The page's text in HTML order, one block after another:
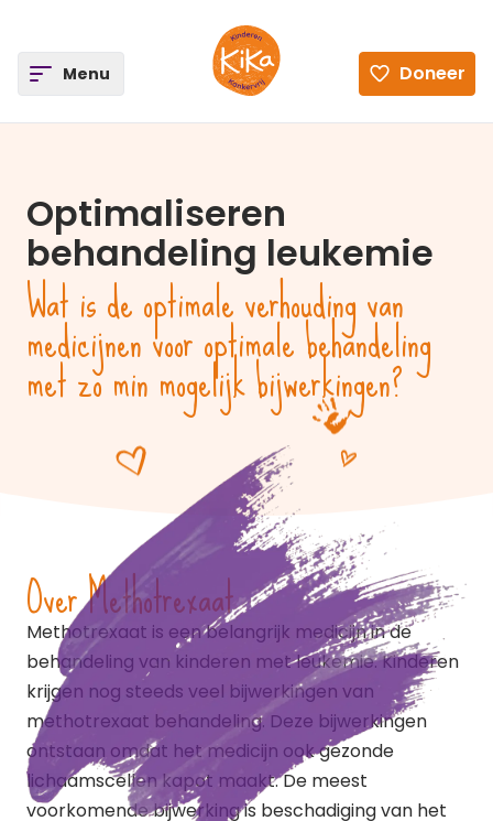
Open
Menu Doneer
Optimaliseren
behandeling leukemie
Wat is de optimale verhouding van
medicijnen voor optimale behandeling
met zo min mogelijk bijwerkingen?
Over Methotrexaat
Methotrexaat is een belangrijk medicijn in de
behandeling van kinderen met leukemie. Kinderen
krijgen nog steeds veel bijwerkingen van
methotrexaat behandeling. Deze bijwerkingen
ontstaan omdat het medicijn ook gezonde
lichaamscellen kapot maakt. De meest
voorkomende bijwerking is beschadiging van het